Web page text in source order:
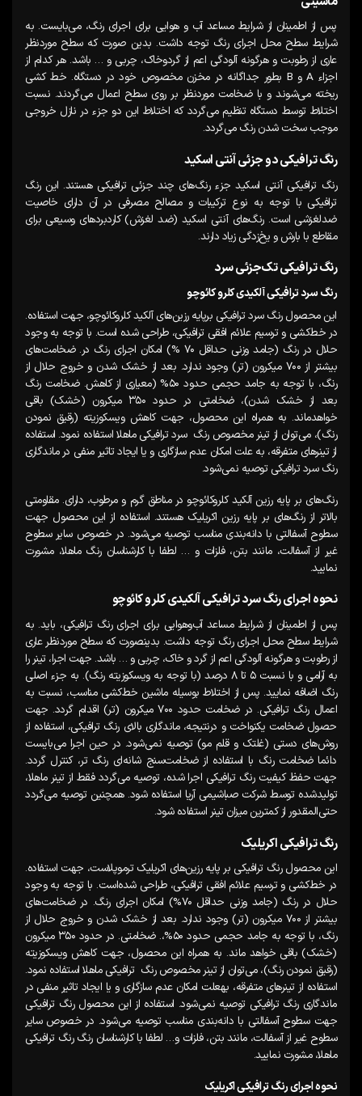
پس از اطمینان از شرایط مساعد آب و هوایی برای اجرای رنگ، می‌بایست. به
شرایط سطح محل اجرای رنگ توجه داشت. بدین صورت که سطح موردنظر
عاری از رطوبت و هرگونه آلودگی اعم از گردوخاک، چربی و … باشد. هر کدام از
اجزاء A و B بطور جداگانه در مخزن مخصوص خود در دستگاه. خط کشی
ریخته می‌شوند و با ضخامت موردنظر بر روی سطح اعمال می‌گردند. نسبت
اختلاط توسط دستگاه تنظیم می‌گردد که اختلاط این دو جزء در نازل خروجی
موجب سخت شدن رنگ می‌گردد.
رنگ ترافیکی دو جزئی آنتی اسکید
رنگ ترافیکی آنتی اسکید جزء رنگ‌های چند جزئی ترافیکی هستند. این رنگ
ترافیکی با توجه به نوع ترکیبات و مصالح مصرفی در آن دارای خاصیت
ضدلغزشی است. رنگ‌های آنتی اسکید (ضد لغزش) کاردبردهای وسیعی برای
مقاطع با بارش و یخ‌زدگی زیاد دارند.
رنگ ترافیکی تک‌جزئی سرد
رنگ سرد ترافیکی آلکیدی کلرو کائوچو
این محصول رنگ سرد ترافیکی برپایه رزین‌های آلکید کلروکائوچو، جهت استفاده.
در خط‌کشی و ترسیم علائم افقی ترافیکی، طراحی شده است. با توجه به وجود
حلال در رنگ (جامد وزنی حداقل ۷۰ %) امکان اجرای رنگ در. ضخامت‌های
بیشتر از ۷۰۰ میکرون (تر) وجود ندارد. بعد از خشک شدن و خروج حلال از
رنگ، با توجه به جامد حجمی حدود ۵۰% (معیاری از کاهش. ضخامت رنگ
بعد از خشک شدن)، ضخامتی در حدود ۳۵۰ میکرون (خشک) باقی
خواهدماند. به همراه این محصول، جهت کاهش ویسکوزیته (رقیق نمودن
رنگ)، می‌توان از تینر مخصوص رنگ سرد ترافیکی ماهلا استفاده نمود. استفاده
از تینرهای متفرقه، به علت امکان عدم سازگاری و یا ایجاد تاثیر منفی در ماندگاری
رنگ سرد ترافیکی توصیه نمی‌شود.
رنگ‌های بر پایه رزین آلکید کلروکائوچو در مناطق گرم و مرطوب، دارای. مقاومتی
بالاتر از رنگ‌های بر پایه رزین اکریلیک هستند. استفاده از این محصول جهت
سطوح آسفالتی با دانه‌بندی مناسب توصیه می‌شود. در خصوص سایر سطوح
غیر از آسفالت، مانند بتن، فلزات و … لطفا با کارشناسان رنگ ماهلا، مشورت
نمایید.
نحوه اجرای رنگ سردترافیکیآلکیدی کلرو کائوچو
پس از اطمینان از شرایط مساعد آب‌وهوایی برای اجرای رنگ ترافیکی، باید. به
شرایط سطح محل اجرای رنگ توجه داشت. بدینصورت که سطح موردنظر عاری
از رطوبت و هرگونه آلودگی اعم از گرد و خاک، چربی و … باشد. جهت اجرا، تینر را
به آرامی و با نسبت ۵ تا ۸ درصد (با توجه به ویسکوزیته رنگ). به جزء اصلی
رنگ اضافه نمایید. پس از اختلاط بوسیله ماشین خط‌کشی مناسب، نسبت به
اعمال رنگ ترافیکی. در ضخامت حدود ۷۰۰ میکرون (تر) اقدام گردد. جهت
حصول ضخامت یکنواخت و درنتیجه، ماندگاری بالای رنگ ترافیکی، استفاده از
روش‌های دستی (غلتک و قلم مو) توصیه نمی‌شود. در حین اجرا می‌بایست
دائما ضخامت رنگ با استفاده از ضخامت‌سنج شانه‌ای رنگ تر، کنترل گردد.
جهت حفظ کیفیت رنگ ترافیکی اجرا شده، توصیه می‌گردد فقط از تینر ماهلا،
تولیدشده توسط شرکت صباشیمی آریا استفاده شود. همچنین توصیه می‌گردد
حتی‌المقدور از کمترین میزان تینر استفاده شود.
رنگ ترافیکی اکریلیک
این محصول رنگ ترافیکی بر پایه رزین‌های اکریلیک ترموپلاست، جهت استفاده.
در خط‌کشی و ترسیم علائم افقی ترافیکی، طراحی شده‌است. با توجه به وجود
حلال در رنگ (جامد وزنی حداقل ۷۰%) امکان اجرای رنگ. در ضخامت‌های
بیشتر از ۷۰۰ میکرون (تر) وجود ندارد. بعد از خشک‌ شدن و خروج حلال از
رنگ، با توجه به جامد حجمی حدود ۵۰%،. ضخامتی. در حدود ۳۵۰ میکرون
(خشک) باقی خواهد ماند. به همراه این محصول، جهت کاهش ویسکوزیته
(رقیق نمودن رنگ)، می‌توان از تینر مخصوص رنگ ترافیکی ماهلا استفاده نمود.
استفاده از تینرهای متفرقه، بهعلت امکان عدم سازگاری و یا ایجاد تاثیر منفی در
ماندگاری رنگ ترافیکی توصیه نمی‌شود. استفاده از این محصول رنگ ترافیکی
جهت سطوح آسفالتی با دانه‌بندی مناسب توصیه می‌شود. در خصوص سایر
سطوح غیر از آسفالت، مانند بتن، فلزات و… لطفا با کارشناسان رنگ رنگ ترافیکی
ماهلا، مشورت نمایید.
نحوه اجرای رنگ ترافیکی اکریلیک